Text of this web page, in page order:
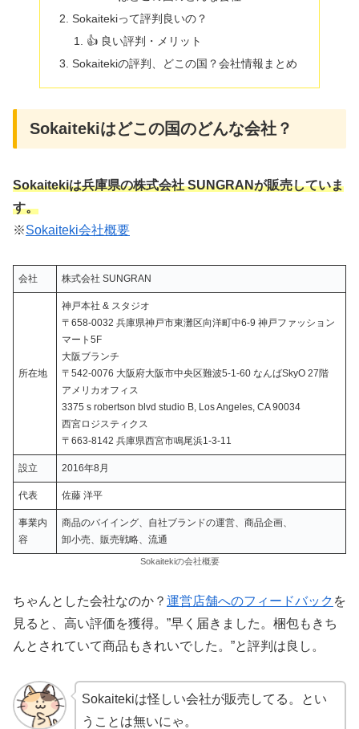
Sokaitekiって評判良いの？
👍 良い評判・メリット
Sokaitekiの評判、どこの国？会社情報まとめ
Sokaitekiはどこの国のどんな会社？
Sokaitekiは兵庫県の株式会社 SUNGRANが販売していま
す。
※Sokaiteki会社概要
会社 株式会社 SUNGRAN
所在地
神戸本社 & スタジオ
〒658-0032 兵庫県神戸市東灘区向洋町中6-9 神戸ファッション
マート5F
大阪ブランチ
〒542-0076 大阪府大阪市中央区難波5-1-60 なんばSkyO 27階
アメリカオフィス
3375 s robertson blvd studio B, Los Angeles, CA 90034
西宮ロジスティクス
〒663-8142 兵庫県西宮市鳴尾浜1-3-11
設立 2016年8月
代表 佐藤 洋平
事業内
容
商品のバイイング、自社ブランドの運営、商品企画、
卸小売、販売戦略、流通
Sokaitekiの会社概要
ちゃんとした会社なのか？ 運営店舗へのフィードバック を
見ると、高い評価を獲得。”早く届きました。梱包もきち
んとされていて商品もきれいでした。”と評判は良し。
Sokaitekiは怪しい会社が販売してる。とい
うことは無いにゃ。